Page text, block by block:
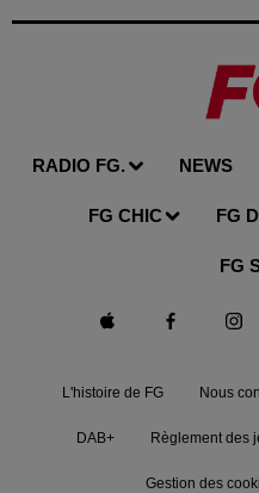
RADIO FG. NEWS
FG CHIC FG
FG
L'histoire de FG Nous
DAB+ Règlement des
Gestion des